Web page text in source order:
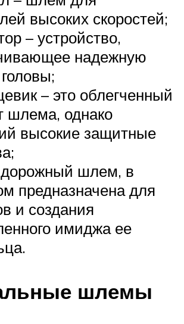
высоких скоростей;
– устройство,
надежную
– это облегченный
шлема, однако
высокие защитные
дорожный шлем, в
предназначена для
и создания
имиджа ее
шлемы